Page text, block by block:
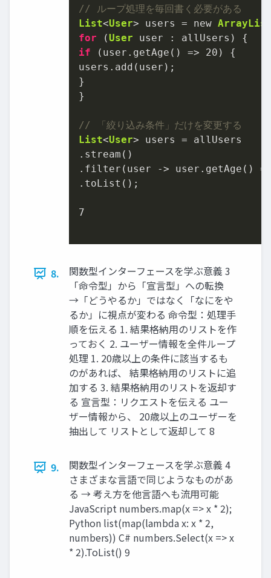
// ループ処理を毎回書く必要がある
List<User> users = new
for (User
if (user.getAge() => 20 ) {
users.add(user);
}
}
// 「絞り込み条件」だけを変更する
List<User> users = allUsers
.stream()
.filter(user -> user.getAge()
.toList();
7
8.
関数型インターフェースを学ぶ意義 3
「命令型」から「宣言型」への転換
→「どうやるか」ではなく「なにをや
るか」に視点が変わる 命令型：処理手
順を伝える 1. 結果格納用のリストを作
っておく 2. ユーザー情報を全件ループ
処理 1. 20歳以上の条件に該当するも
のがあれば、 結果格納用のリストに追
加する 3. 結果格納用のリストを返却す
る 宣言型：リクエストを伝える ユー
ザー情報から、 20歳以上のユーザーを
抽出して リストとして返却して 8
9.
関数型インターフェースを学ぶ意義 4
さまざまな言語で同じようなものがあ
る → 考え方を他言語へも流用可能
JavaScript numbers.map(x => x * 2);
Python list(map(lambda x: x * 2,
numbers)) C# numbers.Select(x => x
* 2).ToList() 9